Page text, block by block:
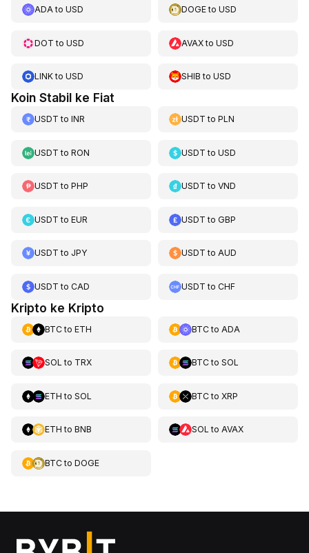
ADAto USD DOGEtoUSD
DOT to USD AVAXtoUSD
LINKto USD SHIB toUSD
Koin Stabil ke Fiat
USDT to INR USDT toPLN
USDT to RON USDT toUSD
USDT to PHP USDT toVND
USDT to EUR USDT toGBP
USDT to JPY USDT toAUD
USDT to CAD USDT toCHF
Kripto ke Kripto
BTCto ETH BTCto ADA
SOL to TRX BTCto SOL
ETH to SOL BTCto XRP
ETH to BNB SOL to AVAX
BTCto DOGE